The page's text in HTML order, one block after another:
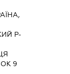
Р-
9